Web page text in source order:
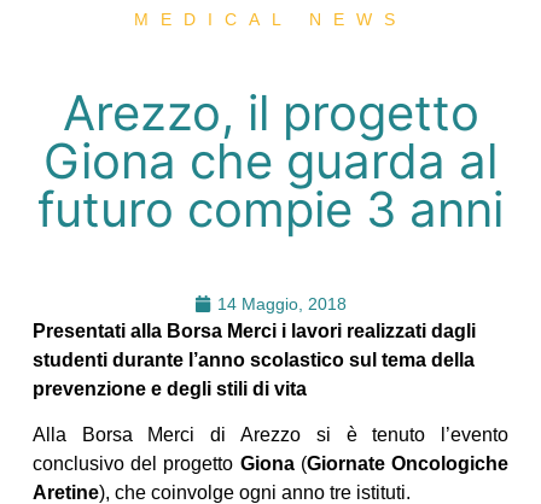
MEDICAL NEWS
Arezzo, il progetto
Giona che guarda al
futuro compie 3 anni
14 Maggio, 2018
Presentati alla Borsa Merci i lavori realizzati dagli
studenti durante l’anno scolastico sul tema della
prevenzione e degli stili di vita
Alla Borsa Merci di Arezzo si è tenuto l’evento
conclusivo del progetto Giona(Giornate Oncologiche
Aretine), che coinvolge ogni anno tre istituti.